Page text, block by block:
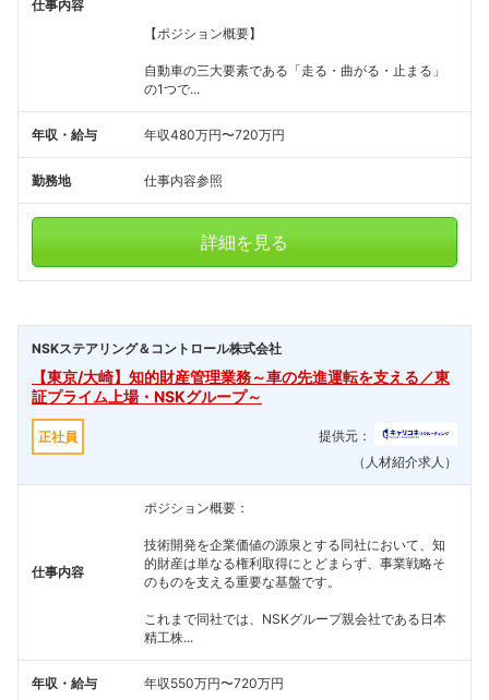
仕事内容
【ポジション概要】
自動車の三大要素である「走る・曲がる・止まる」
の1つで...
年収・給与 年収480万円〜720万円
勤務地 仕事内容参照
詳細を見る
NSKステアリング＆コントロール株式会社
【東京/大崎】知的財産管理業務～車の先進運転を支える／東
証プライム上場・NSKグループ～
正社員
提供元：
（人材紹介求人）
仕事内容
ポジション概要：
技術開発を企業価値の源泉とする同社において、知
的財産は単なる権利取得にとどまらず、事業戦略そ
のものを支える重要な基盤です。
これまで同社では、NSKグループ親会社である日本
精工株...
年収・給与 年収550万円〜720万円